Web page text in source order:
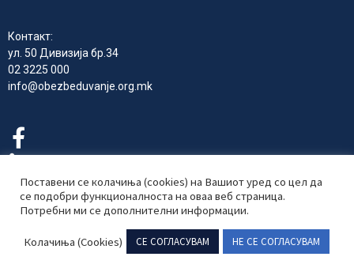
Контакт:
ул. 50 Дивизија бр.34
02 3225 000
info@obezbeduvanje.org.mk
Комора на Република Северна Македонија за приватно
обезбедување 2024 © Сите права се задржани
Поставени се колачиња (cookies) на Вашиот уред со цел да
се подобри функционалноста на оваа веб страница.
Потребни ми се дополнителни информации.
Колачиња (Cookies) СЕ СОГЛАСУВАМ НЕ СЕ СОГЛАСУВАМ